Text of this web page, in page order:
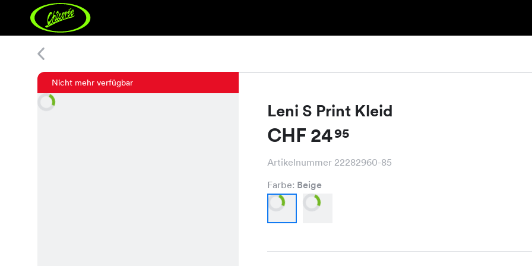
Nicht mehr verfügbar
Leni S Print Kleid
CHF 2495
Artikelnummer 22282960-85
Farbe: Beige